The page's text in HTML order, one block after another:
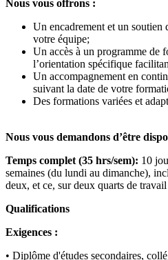
Nous vous offrons :
Un encadrement et un soutien
votre équipe;
Un accès à un programme de
l’orientation spécifique
Un accompagnement en
suivant la date de votre
Des formations variées et
Nous vous demandons d’être
Temps complet (35 hrs/sem): 10
semaines (du lundi au dimanche),
deux, et ce, sur deux quarts de
Qualifications
Exigences :
• Diplôme d'études secondaires,